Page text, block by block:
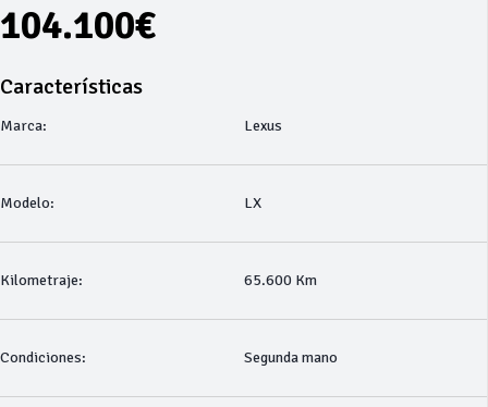
104.100€
Características
Marca: Lexus
Modelo: LX
Kilometraje: 65.600 Km
Condiciones: Segunda mano